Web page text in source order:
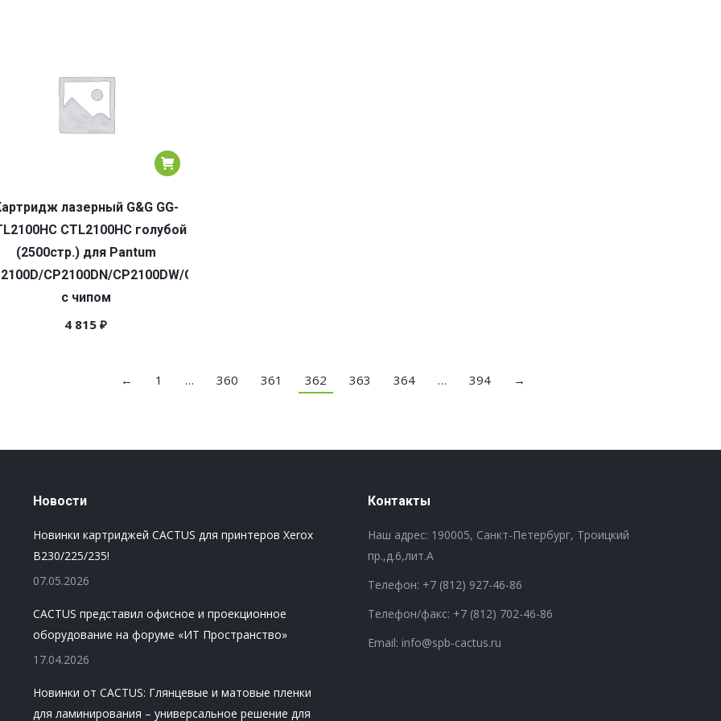
лазерный G&G GG-
CTL2100HC голубой
(2500стр.) для Pantum
CP2100DN/CP2100DW/CM2100DN/CM2100DW/CM2100ADN/CM2100ADW
с чипом
4 815 ₽
← 1 … 360 361 362 363 364 … 394 →
Новости
Новинки картриджей CACTUS для принтеров Xerox
B230/225/235!
07.05.2026
CACTUS представил офисное и проекционное
оборудование на форуме «ИТ Пространство»
17.04.2026
Новинки от CACTUS: Глянцевые и матовые пленки
для ламинирования – универсальное решение для
Контакты
Наш адрес: 190005, Санкт-Петербург, Троицкий
пр.,д.6,лит.А
Телефон: +7 (812) 927-46-86
Телефон/факс: +7 (812) 702-46-86
Email: info@spb-cactus.ru